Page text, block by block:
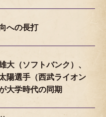
への長打
大（ソフトバンク）、
陽選手（西武ライオン
大学時代の同期